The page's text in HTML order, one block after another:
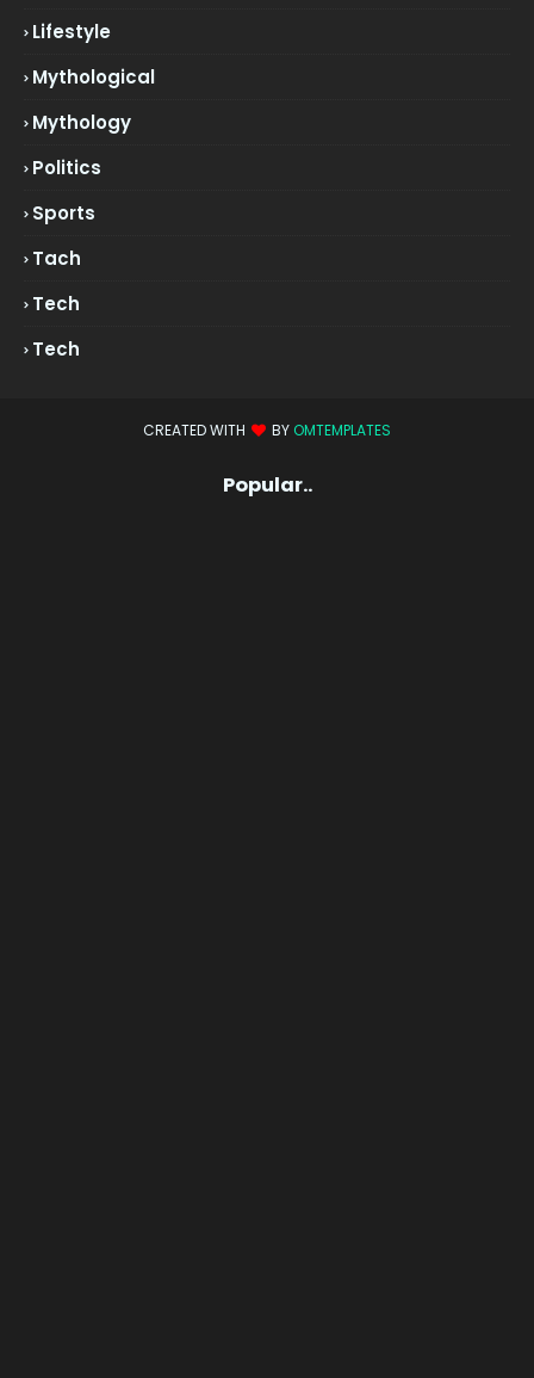
Lifestyle
Mythological
Mythology
Politics
Sports
Tach
Tech
Tech
CREATED WITH BY OMTEMPLATES
Popular..